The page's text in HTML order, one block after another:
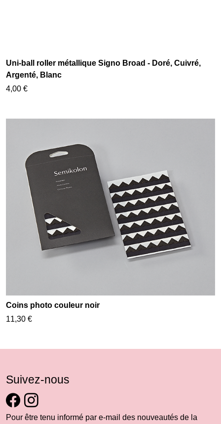
Uni-ball roller métallique Signo Broad - Doré, Cuivré,
Argenté, Blanc
4,00 €
Coins photo couleur noir
11,30 €
Suivez-nous
Pour être tenu informé par e-mail des nouveautés de la